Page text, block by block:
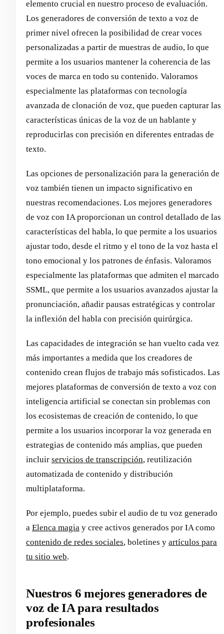
elemento crucial en nuestro proceso de evaluación.
Los generadores de conversión de texto a voz de
primer nivel ofrecen la posibilidad de crear voces
personalizadas a partir de muestras de audio, lo que
permite a los usuarios mantener la coherencia de las
voces de marca en todo su contenido. Valoramos
especialmente las plataformas con tecnología
avanzada de clonación de voz, que pueden capturar las
características únicas de la voz de un hablante y
reproducirlas con precisión en diferentes entradas de
texto.
Las opciones de personalización para la generación de
voz también tienen un impacto significativo en
nuestras recomendaciones. Los mejores generadores
de voz con IA proporcionan un control detallado de las
características del habla, lo que permite a los usuarios
ajustar todo, desde el ritmo y el tono de la voz hasta el
tono emocional y los patrones de énfasis. Valoramos
especialmente las plataformas que admiten el marcado
SSML, que permite a los usuarios avanzados ajustar la
pronunciación, añadir pausas estratégicas y controlar
la inflexión del habla con precisión quirúrgica.
Las capacidades de integración se han vuelto cada vez
más importantes a medida que los creadores de
contenido crean flujos de trabajo más sofisticados. Las
mejores plataformas de conversión de texto a voz con
inteligencia artificial se conectan sin problemas con
los ecosistemas de creación de contenido, lo que
permite a los usuarios incorporar la voz generada en
estrategias de contenido más amplias, que pueden
incluir servicios de transcripción, reutilización
automatizada de contenido y distribución
multiplataforma.
Por ejemplo, puedes subir el audio de tu voz generado
a Elenca magia y cree activos generados por IA como
contenido de redes sociales, boletines y artículos para
tu sitio web.
Nuestros 6 mejores generadores de
voz de IA para resultados
profesionales